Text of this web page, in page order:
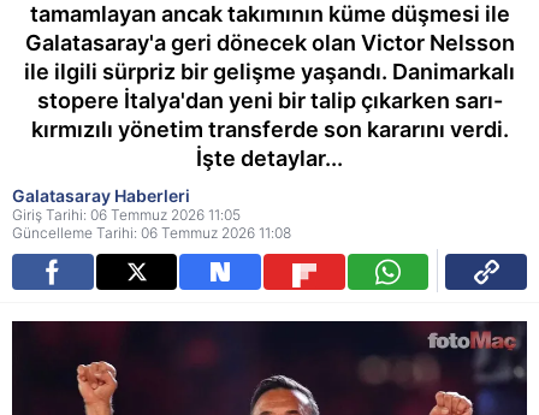
tamamlayan ancak takımının küme düşmesi ile
Galatasaray'a geri dönecek olan Victor Nelsson
ile ilgili sürpriz bir gelişme yaşandı. Danimarkalı
stopere İtalya'dan yeni bir talip çıkarken sarı-
kırmızılı yönetim transferde son kararını verdi.
İşte detaylar...
Galatasaray Haberleri
Giriş Tarihi: 06 Temmuz 2026 11:05
Güncelleme Tarihi: 06 Temmuz 2026 11:08